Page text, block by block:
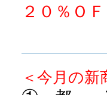
２０％Ｏ
＜今月の新